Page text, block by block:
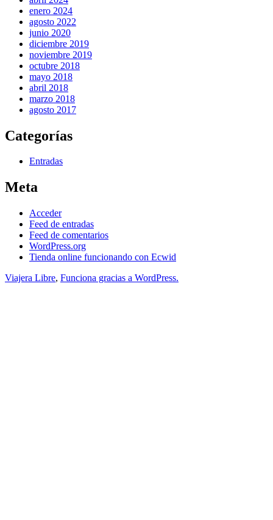
enero 2024
agosto 2022
junio 2020
diciembre 2019
noviembre 2019
octubre 2018
mayo 2018
abril 2018
marzo 2018
agosto 2017
Categorías
Entradas
Meta
Acceder
Feed de entradas
Feed de comentarios
WordPress.org
Tienda online funcionando con Ecwid
Viajera Libre, Funciona gracias a WordPress.